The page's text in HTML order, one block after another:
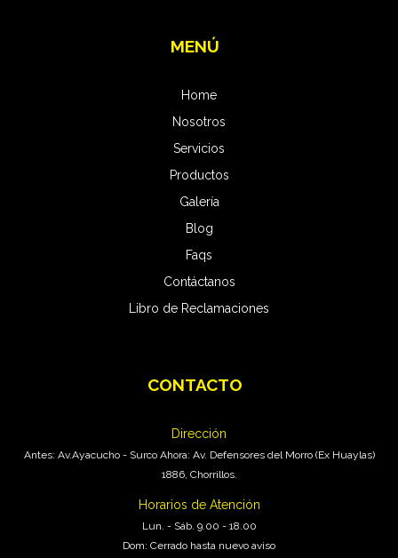
Pro Carwash
MENÚ
Home
Nosotros
Servicios
Productos
Galería
Blog
Faqs
Contáctanos
Libro de Reclamaciones
CONTACTO
Dirección
Antes: Av.Ayacucho - Surco Ahora: Av. Defensores del Morro (Ex Huaylas)
1886, Chorrillos.
Horarios de Atención
Lun. - Sáb. 9.00 - 18.00
Dom: Cerrado hasta nuevo aviso